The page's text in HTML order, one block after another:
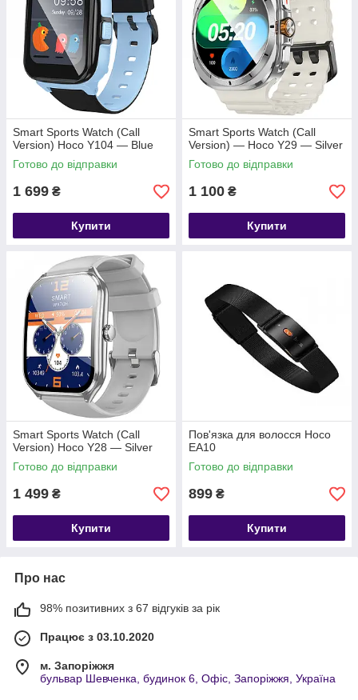
Smart Sports Watch (Call
Version) Hoco Y104 — Blue
Готово до відправки
1 699 ₴
Купити
Smart Sports Watch (Call
Version) — Hoco Y29 — Silver
Готово до відправки
1 100 ₴
Купити
Smart Sports Watch (Call
Version) Hoco Y28 — Silver
Готово до відправки
1 499 ₴
Купити
Пов'язка для волосся Hoco
EA10
Готово до відправки
899 ₴
Купити
Про нас
98% позитивних з 67 відгуків за рік
Працює з 03.10.2020
м. Запоріжжя
бульвар Шевченка, будинок 6, Офіс, Запоріжжя, Україна